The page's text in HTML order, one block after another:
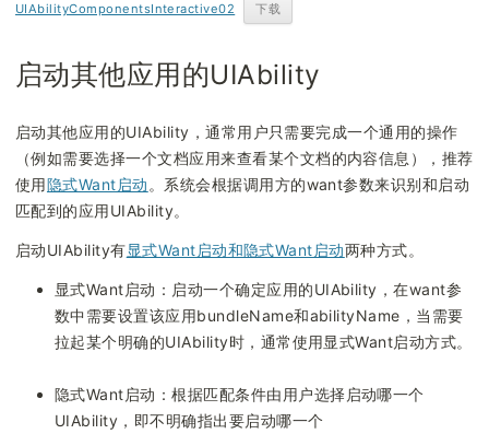
61
63
64
66
67
68
69
70
"name": "EntryBackupAbility"
"type": "backup"
,
"exported":
,
{
"name": "ohos.extension.backup" ,
"resource": "$profile:backup_config"
}
],
]
}
}
UIAbilityComponentsInteractive02 下载
启动其他应用的UIAbility
启动其他应用的UIAbility，通常用户只需要完成一个通用的操作
（例如需要选择一个文档应用来查看某个文档的内容信息），推荐
使用隐式Want启动 。系统会根据调用方的want参数来识别和启动
匹配到的应用UIAbility。
启动UIAbility有显式Want启动和隐式Want启动两种方式。
显式Want启动：启动一个确定应用的UIAbility，在want参
数中需要设置该应用bundleName和abilityName，当需要
拉起某个明确的UIAbility时，通常使用显式Want启动方式。
隐式Want启动：根据匹配条件由用户选择启动哪一个
UIAbility，即不明确指出要启动哪一个